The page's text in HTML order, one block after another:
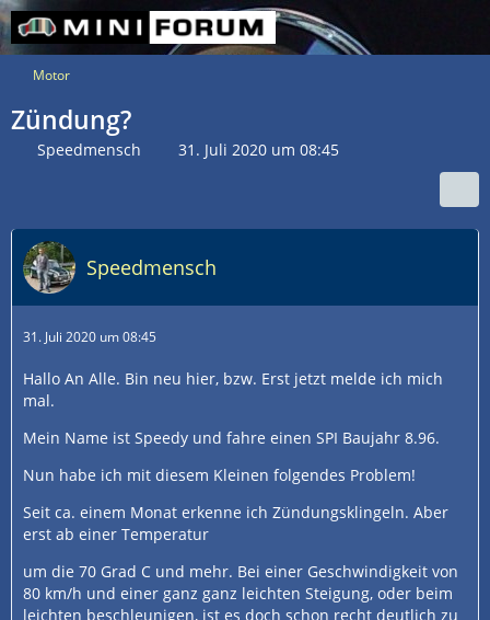
Motor
Zündung?
Speedmensch 31. Juli 2020 um 08:45
Speedmensch
31. Juli 2020 um 08:45
Hallo An Alle. Bin neu hier, bzw. Erst jetzt melde ich mich
mal.
Mein Name ist Speedy und fahre einen SPI Baujahr 8.96.
Nun habe ich mit diesem Kleinen folgendes Problem!
Seit ca. einem Monat erkenne ich Zündungsklingeln. Aber
erst ab einer Temperatur
um die 70 Grad C und mehr. Bei einer Geschwindigkeit von
80 km/h und einer ganz ganz leichten Steigung, oder beim
leichten beschleunigen, ist es doch schon recht deutlich zu